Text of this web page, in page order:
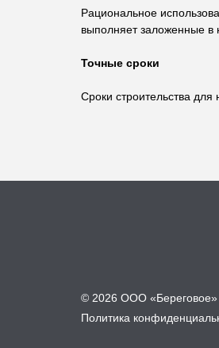
Рациональное
выполняет заложенные в
Точные сроки
Сроки строительства
© 2026 ООО «Береговое»
Политика